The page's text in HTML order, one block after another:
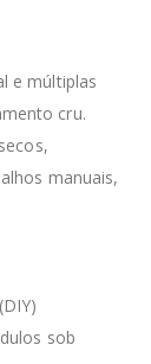
e múltiplas
cru.
manuais,
sob